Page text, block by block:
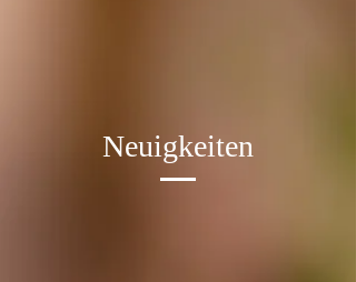
Neuigkeiten